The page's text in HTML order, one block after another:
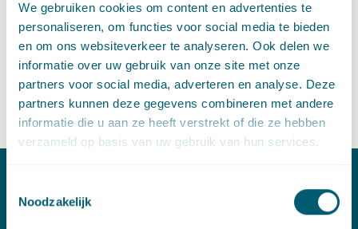
We gebruiken cookies om content en advertenties te
personaliseren, om functies voor social media te bieden
en om ons websiteverkeer te analyseren. Ook delen we
informatie over uw gebruik van onze site met onze
partners voor social media, adverteren en analyse. Deze
partners kunnen deze gegevens combineren met andere
informatie die u aan ze heeft verstrekt of die ze hebben
verzameld op basis van uw gebruik van hun services.
Noodzakelijk
tussen het panel en de deelnemers.
De middag begint om 12.30 uur en zal rond 16.30 uur worden
afgesloten met een borrel.
Heeft u vragen met betrekking tot de studiemiddag? Neem dan
contact op metArjanne van Beelen
Contact